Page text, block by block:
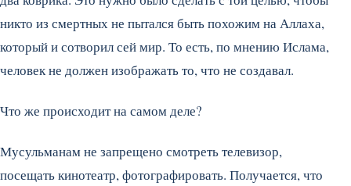
никто из смертных не пытался быть похожим на Аллаха,
который и сотворил сей мир. То есть, по мнению Ислама,
человек не должен изображать то, что не создавал.
Что же происходит на самом деле?
Мусульманам не запрещено смотреть телевизор,
посещать кинотеатр, фотографировать. Получается, что